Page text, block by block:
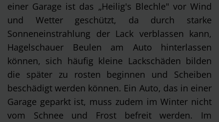
einer Garage ist das „Heilig's Blechle" vor Wind
und Wetter geschützt, da durch starke
Sonneneinstrahlung der Lack verblassen kann,
Hagelschauer Beulen am Auto hinterlassen
können, sich häufig kleine Lackschäden bilden
die später zu rosten beginnen und Scheiben
beschädigt werden können. Ein Auto, das in einer
Garage geparkt ist, muss zudem im Winter nicht
vom Schnee und Frost befreit werden. Im